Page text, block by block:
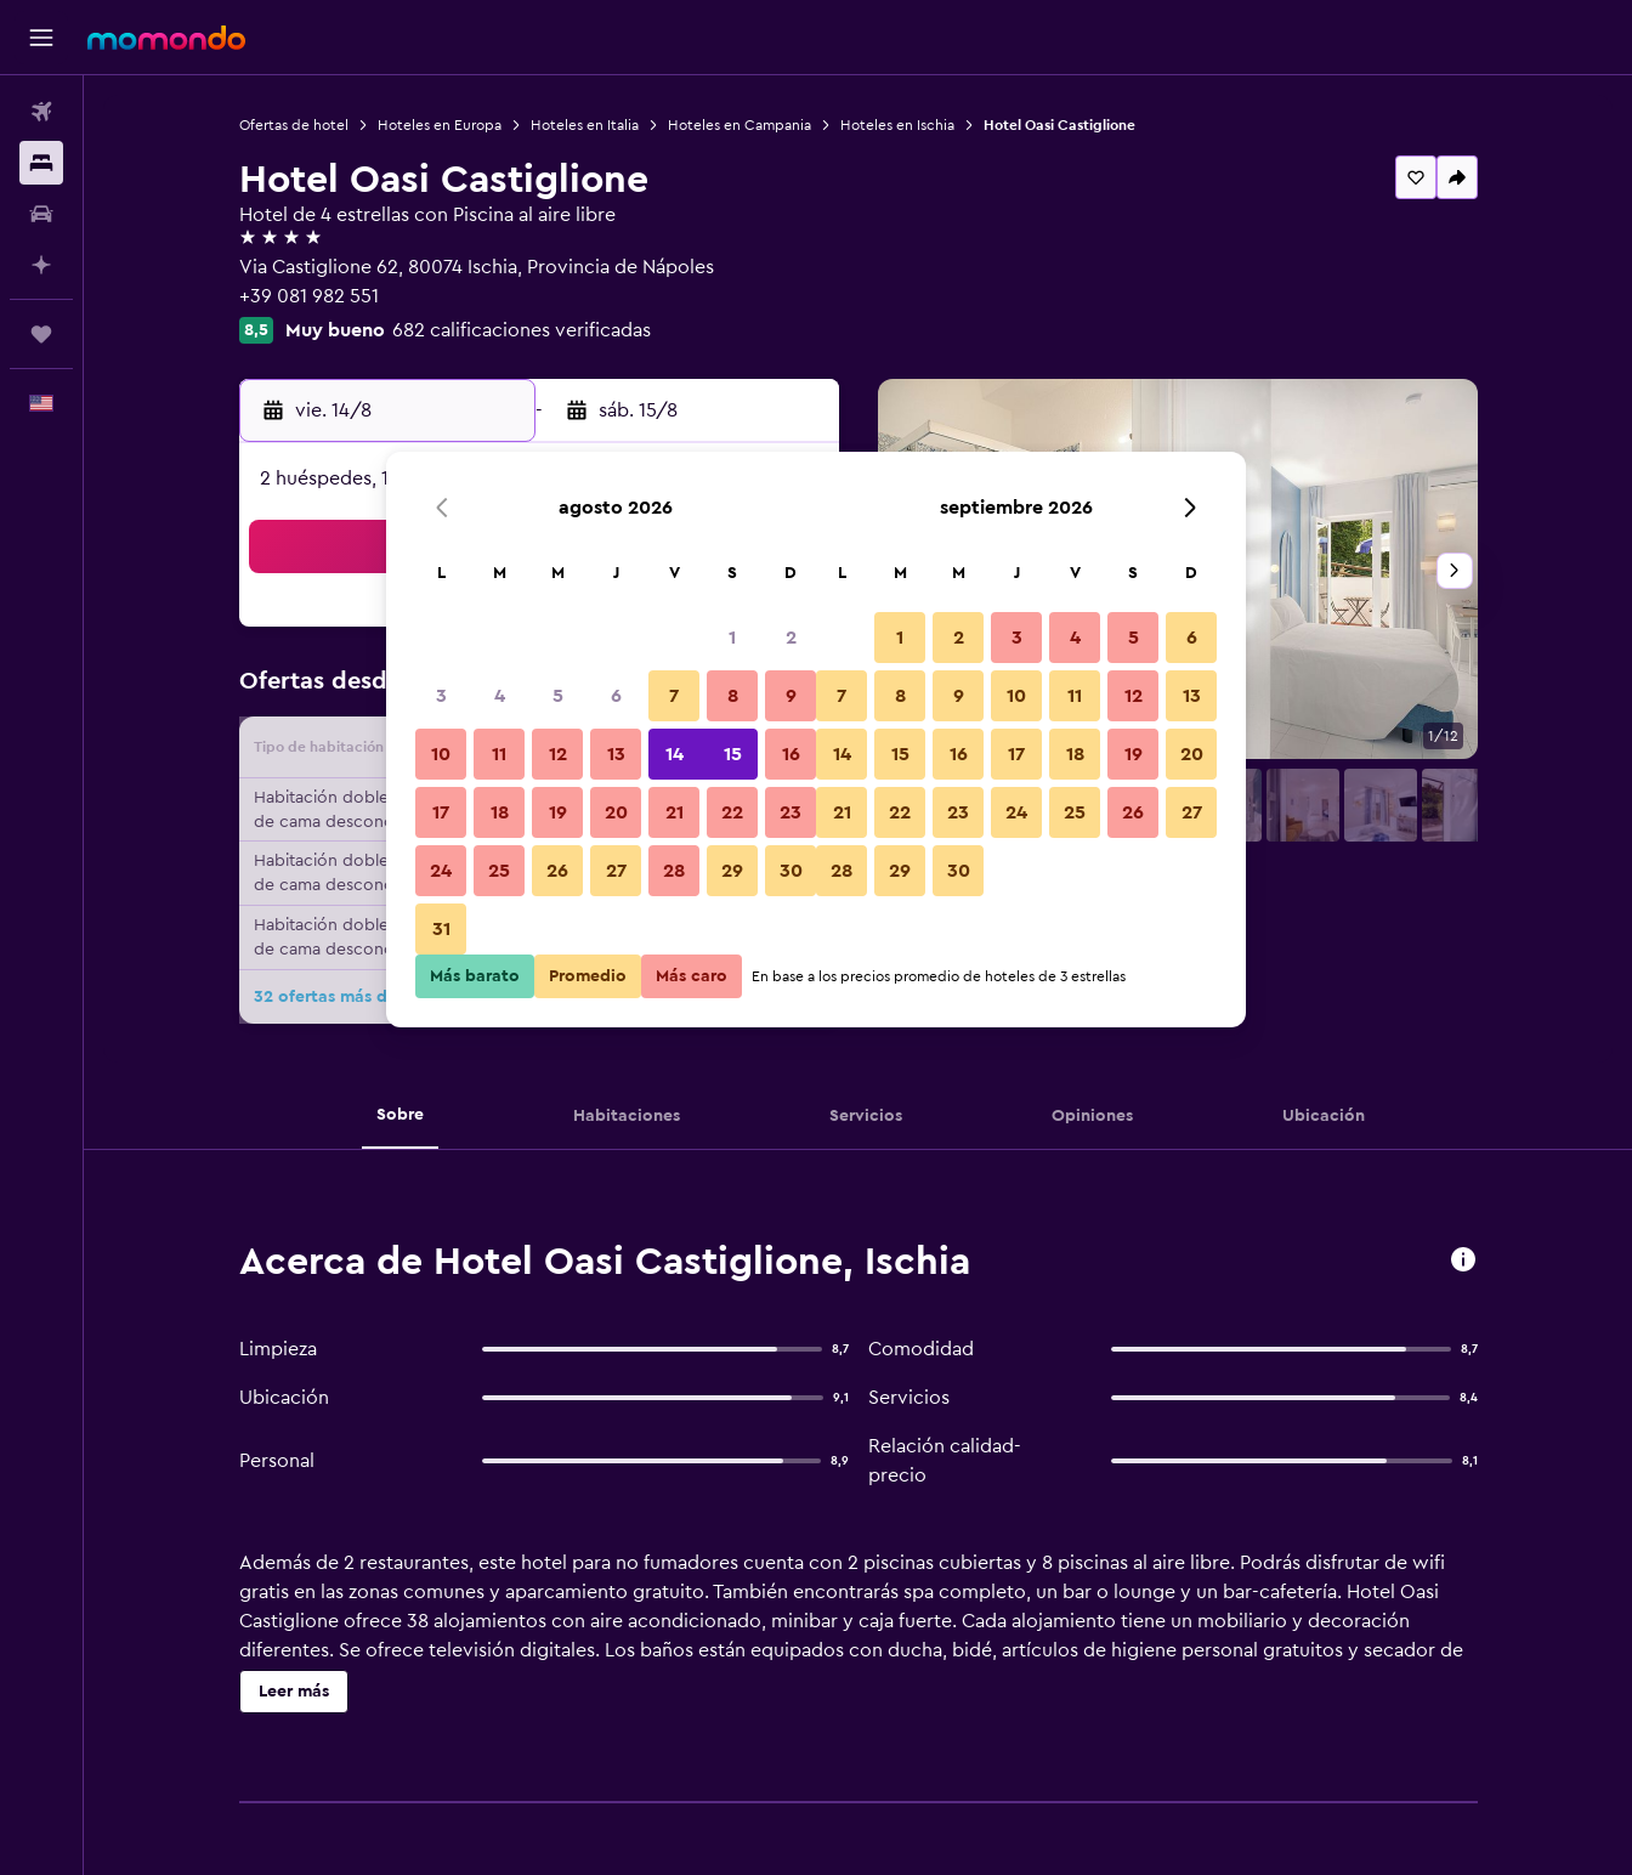
Ofertas de hotel Hoteles en Europa Hoteles en Italia Hoteles en Campania Hoteles en Ischia Hotel Oasi Castiglione
Hotel Oasi Castiglione
Hotel de 4 estrellas con Piscina al aire libre
4 estrellas
Via Castiglione 62, 80074 Ischia, Provincia de Nápoles
+39 081 982 551
8,5 Muy bueno 682 calificaciones verificadas
vie. 14/8 - sáb. 15/8
2 huéspedes, 1 habitación
Ofertas desde Oferta más barata de precio por noche
Tipo de habitación Proveedor Total noche
Habitación doble, tipo
de cama desconocido
$126 Ver oferta
Habitación doble, tipo
de cama desconocido
$128 Ver oferta
Habitación doble, tipo
de cama desconocido
32 ofertas más de Hotel Oasi Castiglione
Otros 1/12
Fotos
Sobre Habitaciones Servicios Opiniones Ubicación
Acerca de Hotel Oasi Castiglione, Ischia
Limpieza 8,7 Comodidad 8,7
Ubicación 9,1 Servicios 8,4
Personal 8,9
Relación calidad-
precio
8,1
Además de 2 restaurantes, este hotel para no fumadores cuenta con 2 piscinas cubiertas y 8 piscinas al aire libre. Podrás disfrutar de wifi
gratis en las zonas comunes y aparcamiento gratuito. También encontrarás spa completo, un bar o lounge y un bar-cafetería. Hotel Oasi
Castiglione ofrece 38 alojamientos con aire acondicionado, minibar y caja fuerte. Cada alojamiento tiene un mobiliario y decoración
diferentes. Se ofrece televisión digitales. Los baños están equipados con ducha, bidé, artículos de higiene personal gratuitos y secador de
pelo. Los huéspedes pueden navegar por la web gracias a nuestro acceso a Internet wifi gratis. Los servicios para las personas de negocios
incluyen escritorio y teléfono. Se ofrece servicio de limpieza todos los días. En el alojamiento hay 8 piscinas al aire libre y 2 piscinas
Leer más
agosto 2026
L M M J V S D
1 2
3 4 5 6 7 8 9
10 11 12 13 14 15 16
17 18 19 20 21 22 23
24 25 26 27 28 29 30
31
septiembre 2026
L M M J V S D
1 2 3 4 5 6
7 8 9 10 11 12 13
14 15 16 17 18 19 20
21 22 23 24 25 26 27
28 29 30
Más barato Promedio Más caro En base a los precios promedio de hoteles de 3 estrellas